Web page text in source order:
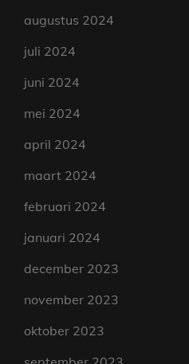
augustus 2024
juli 2024
juni 2024
mei 2024
april 2024
maart 2024
februari 2024
januari 2024
december 2023
november 2023
oktober 2023